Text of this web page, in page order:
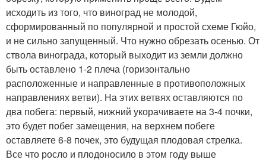
исходить из того, что виноград не молодой,
сформированный по популярной и простой схеме Гюйо,
и не сильно запущенный. Что нужно обрезать осенью. От
ствола винограда, который выходит из земли должно
быть оставлено 1-2 плеча (горизонтально
расположенные и направленные в противоположных
направлениях ветви). На этих ветвях оставляются по
два побега: первый, нижний укорачиваете на 3-4 почки,
это будет побег замещения, на верхнем побеге
оставляете 6-8 почек, это будущая плодовая стрелка.
Все что росло и плодоносило в этом году выше